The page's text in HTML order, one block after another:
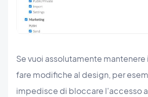
Se vuoi assolutamente
fare modifiche al design, per
impedisce di bloccare l'accesso